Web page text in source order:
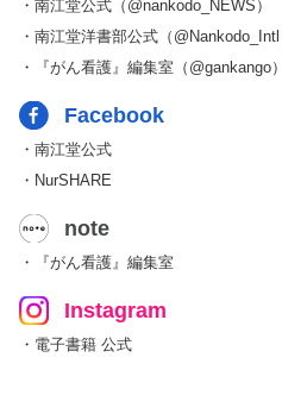
・南江堂公式（@nankodo_NEWS）
・南江堂洋書部公式（@Nankodo_Intl
・『がん看護』編集室（@gankango）
Facebook
・南江堂公式
・NurSHARE
note
・『がん看護』編集室
Instagram
・電子書籍 公式